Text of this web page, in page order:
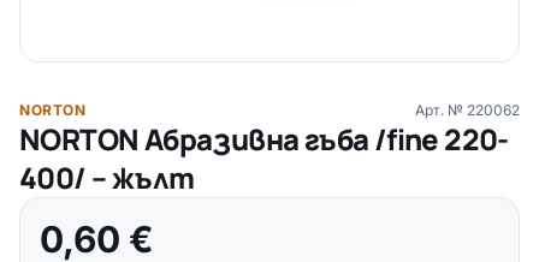
NORTON Арт. № 220062
NORTON Абразивна гъба /fine 220-
400/ – жълт
0,60 €